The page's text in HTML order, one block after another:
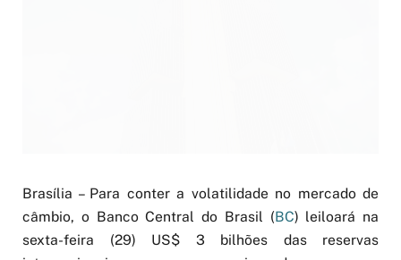
Brasília – Para conter a volatilidade no mercado de
câmbio, o Banco Central do Brasil (BC) leiloará na
sexta-feira (29) US$ 3 bilhões das reservas